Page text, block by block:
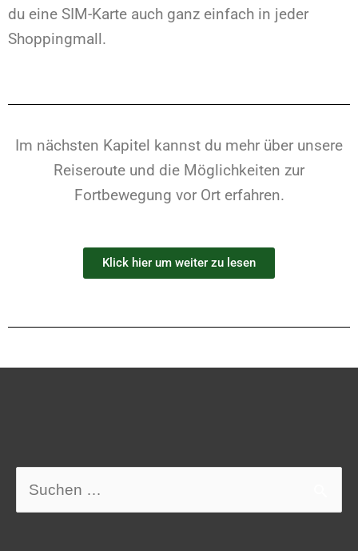
du eine SIM-Karte auch ganz einfach in jeder
Shoppingmall.
Im nächsten Kapitel kannst du mehr über unsere
Reiseroute und die Möglichkeiten zur
Fortbewegung vor Ort erfahren.
Klick hier um weiter zu lesen
Suchen
nach: